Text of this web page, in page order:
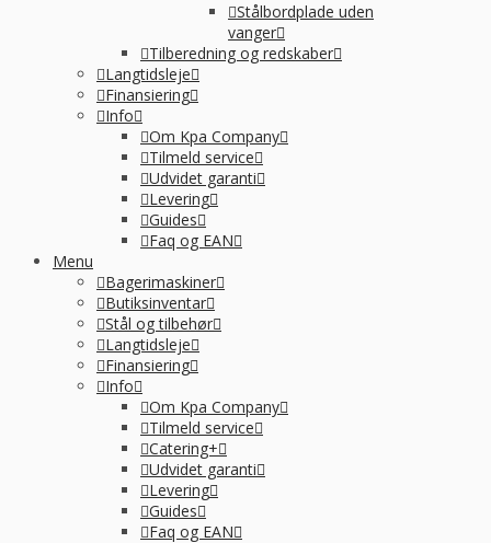
Stålbordplade uden
vanger
Tilberedning og redskaber
Langtidsleje
Finansiering
Info
Om Kpa Company
Tilmeld service
Udvidet garanti
Levering
Guides
Faq og EAN
Menu
Bagerimaskiner
Butiksinventar
Stål og tilbehør
Langtidsleje
Finansiering
Info
Om Kpa Company
Tilmeld service
Catering+
Udvidet garanti
Levering
Guides
Faq og EAN